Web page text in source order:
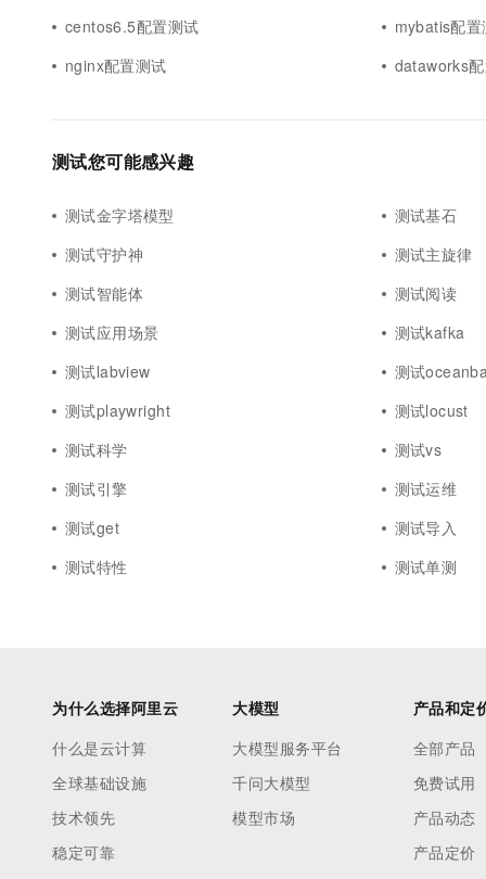
centos6.5配置测试
mybatis配置
nginx配置测试
dataworks
测试您可能感兴趣
测试金字塔模型
测试基石
测试守护神
测试主旋律
测试智能体
测试阅读
测试应用场景
测试kafka
测试labview
测试
测试playwright
测试locust
测试科学
测试vs
测试引擎
测试运维
测试get
测试导入
测试特性
测试单测
为什么选择阿里云
什么是云计算
全球基础设施
技术领先
稳定可靠
大模型
大模型服务平台
千问大模型
模型市场
产品和定
全部产品
免费试用
产品动态
产品定价